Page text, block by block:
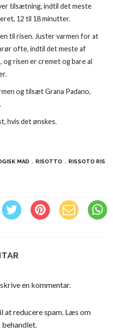
tilsætning, indtil det meste
12 til 18 minutter.
til risen. Juster varmen for at
ofte, indtil det meste af
risen er cremet og bare al
og tilsæt Grana Padano,
hvis det ønskes.
MAD RISOTTO
RISSOTO RIS
en kommentar.
at reducere spam. Læs om
behandlet.